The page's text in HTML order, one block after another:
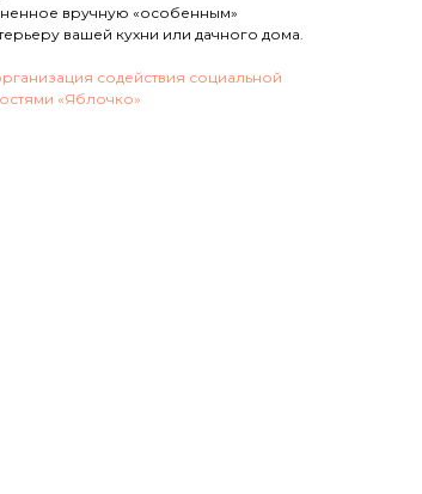
вручную «особенным»
вашей кухни или дачного дома.
содействия социальной
«Яблочко»